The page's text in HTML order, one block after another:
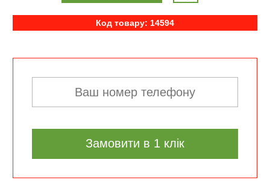
Код товару: 14594
Замовити в 1 клік